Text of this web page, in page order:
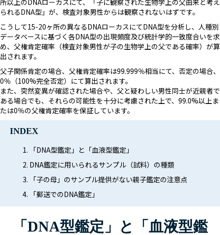
所以上のDNAローカスにて、「子に観察された生物学上の父由来と考え
られるDNA型」が、検査対象男性からは観察されないはずです。
こうして15-20ヶ所の異なるDNAローカスにてDNA型を分析し、人種別
データベースに基づく各DNA型の出現頻度及び統計学的一致度合いを求
め、父権肯定確率（検査対象男性が子の生物学上の父である確率）が算
出されます。
父子関係肯定の場合、父権肯定確率は99.999％相当にて、否定の場合、
0％（100%完全否定）にて算出されます。
また、突然変異が確認された場合や、父と疑わしい男性同士が近親者で
ある場合でも、それらの可能性を十分に考慮された上で、99.0%以上ま
たは0％の父権肯定確率を保証しています。
INDEX
「DNA型鑑定」と「血液型鑑定」
DNA鑑定に用いられるサンプル（試料）の種類
「子の母 」 のサンプル提供がない親子鑑定の注意点
「郵送でのDNA鑑定｣
「DNA型鑑定」と「血液型鑑